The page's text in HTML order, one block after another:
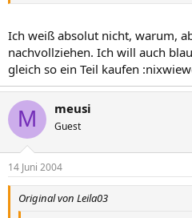
Ich weiß absolut nicht, warum,
nachvollziehen. Ich will auch
gleich so ein Teil kaufen
M meusi
Guest
14 Juni 2004
Original von Leila03